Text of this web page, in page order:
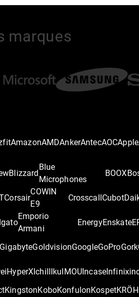
marques
AmazonAMDAnkerAntecAOCApple
Blizzard
Blue
Microphones
BOOX
Corsair
COWIN
E9
CrosscallCubot
Emporio
Armani
EnergyEnskate
GigabyteGoldvisionGoogleGoProGork
HyperXIchillIkuIMOUIncaseInfinix
KingstonKoboKonfulonKospet